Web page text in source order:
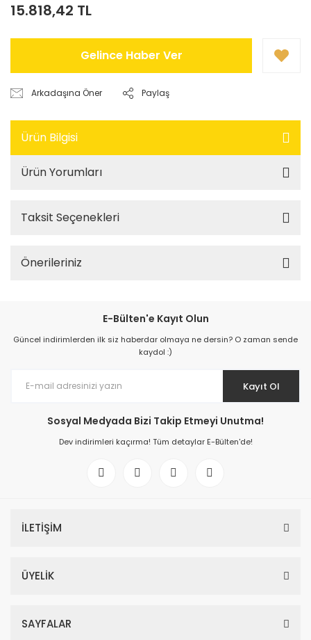
15.818,42 TL
Gelince Haber Ver
Arkadaşına Öner Paylaş
Ürün Bilgisi
Ürün Yorumları
Taksit Seçenekleri
Önerileriniz
E-Bülten'e Kayıt Olun
Güncel indirimlerden ilk siz haberdar olmaya ne dersin? O zaman sende
kaydol :)
Kayıt Ol
Sosyal Medyada Bizi Takip Etmeyi Unutma!
Dev indirimleri kaçırma! Tüm detaylar E-Bülten'de!
İLETİŞİM
ÜYELİK
SAYFALAR